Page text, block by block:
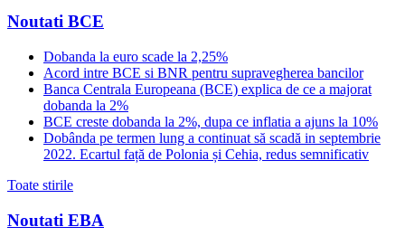
Noutati BCE
Dobanda la euro scade la 2,25%
Acord intre BCE si BNR pentru supravegherea bancilor
Banca Centrala Europeana (BCE) explica de ce a majorat
dobanda la 2%
BCE creste dobanda la 2%, dupa ce inflatia a ajuns la 10%
Dobânda pe termen lung a continuat să scadă in septembrie
2022. Ecartul față de Polonia și Cehia, redus semnificativ
Toate stirile
Noutati EBA